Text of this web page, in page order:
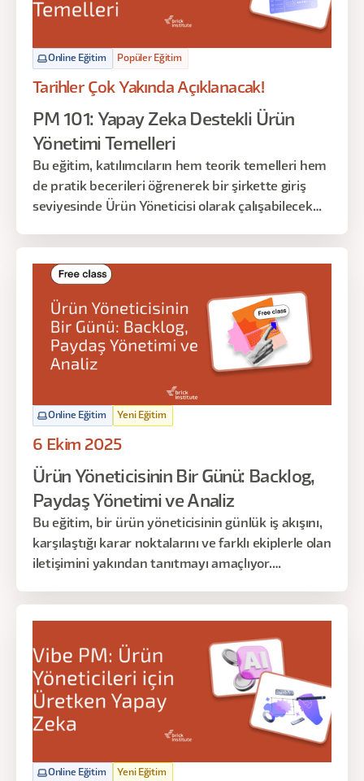
Online Eğitim Popüler Eğitim
Tarihler Çok Yakında Açıklanacak!
PM 101: Yapay Zeka Destekli Ürün
Yönetimi Temelleri
Bu eğitim, katılımcıların hem teorik temelleri hem
de pratik becerileri öğrenerek bir şirkette giriş
seviyesinde Ürün Yöneticisi olarak çalışabilecek
Online Eğitim Yeni Eğitim
6 Ekim 2025
Ürün Yöneticisinin Bir Günü: Backlog,
Paydaş Yönetimi ve Analiz
Bu eğitim, bir ürün yöneticisinin günlük iş akışını,
karşılaştığı karar noktalarını ve farklı ekiplerle olan
iletişimini yakından tanıtmayı amaçlıyor.
haritası çizen” değil; aynı zamanda ekipler arası
ihtiyaçlarını merkeze koyan bir rol olduğunu
öğrenecekler.
Online Eğitim Yeni Eğitim